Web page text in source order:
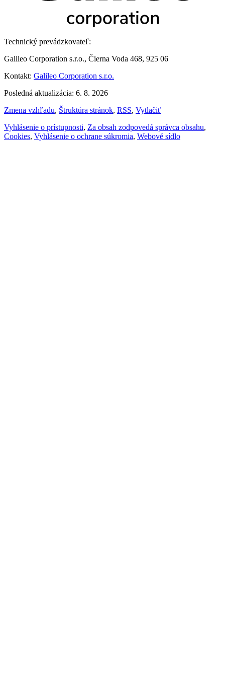
Technický prevádzkovateľ:
Galileo Corporation s.r.o., Čierna Voda 468, 925 06
Kontakt: Galileo Corporation s.r.o.
Posledná aktualizácia: 6. 8. 2026
Zmena vzhľadu, Štruktúra stránok, RSS, Vytlačiť
Vyhlásenie o prístupnosti, Za obsah zodpovedá správca obsahu,
Cookies, Vyhlásenie o ochrane súkromia, Webové sídlo